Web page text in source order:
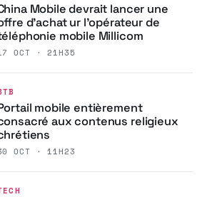
Mobile devrait lancer une
d’achat ur l’opérateur de
mobile Millicom
OCT · 21H35
mobile entièrement
aux contenus religieux
OCT · 11H23